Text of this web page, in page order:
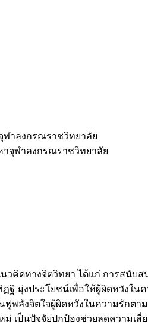
าลงกรณราชวิทยาลัย
จุฬาลงกรณราชวิทยาลัย
ดทางจิตวิทยา ได้แก่ การสนับส
มุ่งประโยชน์เพื่อให้ผู้ผิดหวังใน
พลังจิตใจผู้ผิดหวังในความรักต
เป็นปัจจัยปกป้องช่วยลดความเสี่